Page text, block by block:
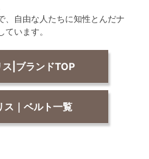
、自由な人たちに知性とんだナ
います。
ス|ブランドTOP
ス｜ベルト一覧